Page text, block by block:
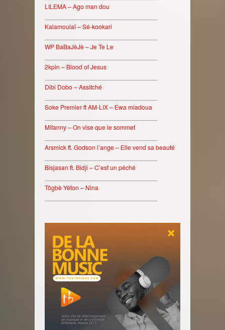
LILEMA – Ago man dou
Kalamoulaï – Sé-kookari
WP BaBaJèJè – Je Te Le
2kpin – Blood of Jesus
Dibi Dobo – Assitché
Soke Premier ft AM-LIX – Ewa miadoua
Mifanny – On vise que le sommet
Arsmick ft. Godson l’ange – Elle vend sa beauté
Bisjasan ft. Bidji – C’est un péché
Tôgbè Yéton – Nina